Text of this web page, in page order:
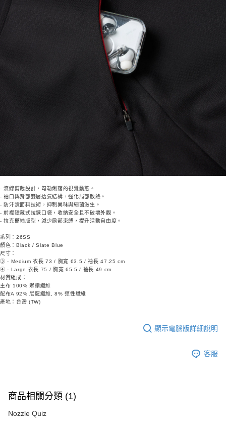
- 流線剪裁設計，勾勒俐落的視覺動態。
- 袖口與背部雙層透氣結構，強化局部散熱。
- 防汗漬面料技術，抑制異味與細菌滋生。
- 前襟隱藏式拉鍊口袋，收納安全且不破壞外觀。
- 拉克蘭袖版型，減少肩部束縛，提升活動自由度。
系列：26SS
顏色：Black / Slate Blue
尺寸：
③ - Medium 衣長 73 / 胸寬 63.5 / 袖長 47.25 cm
④ - Large 衣長 75 / 胸寬 65.5 / 袖長 49 cm
材質組成：
主布 100% 聚酯纖維
配布A 92% 尼龍纖維, 8% 彈性纖維
產地：台灣 (TW)
顯示電腦版詳細說明
客服
商品相關分類 (1)
Nozzle Quiz